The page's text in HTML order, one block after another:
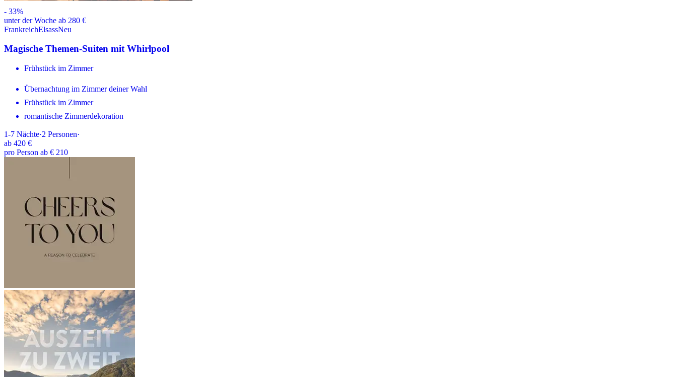
- 33%
unter der Woche ab 280 €
FrankreichElsassNeu
Magische Themen-Suiten mit Whirlpool
Frühstück im Zimmer
Übernachtung im Zimmer deiner Wahl
Frühstück im Zimmer
romantische Zimmerdekoration
1-7 Nächte·2 Personen·
ab 420 €
pro Person ab € 210